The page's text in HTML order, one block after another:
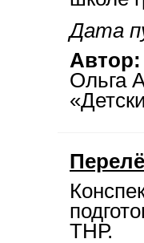
Дата
Автор:
Ольга
ТНР.